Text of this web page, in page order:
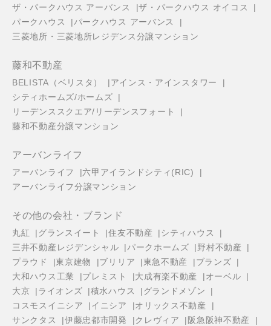
ザ・パークハウス アーバンス
ザ・パークハウス オイコス
パークハウス
パークハウス アーバンス
三菱地所・三菱地所レジデンス分譲マンション
藤和不動産
BELISTA（ベリスタ）
アインス・アインスタワー
シティホームズ/ホームズ
リーデンススクエア/リーデンスフォート
藤和不動産分譲マンション
アーバンライフ
アーバンライフ
六甲アイランドシティ(RIC)
アーバンライフ分譲マンション
その他の会社・ブランド
丸紅 グランスイート 住友不動産
シティハウス
三井不動産レジデンシャル
パークホームズ
野村不動産
プラウド
東京建物 ブリリア 東急不動産
ブランズ
大和ハウス工業
プレミスト 大成有楽不動産
オーベル
大京
ライオンズ 積水ハウス
グランドメゾン
コスモスイニシア
イニシア
オリックス不動産
サンクタス
伊藤忠都市開発 クレヴィア
阪急阪神不動産